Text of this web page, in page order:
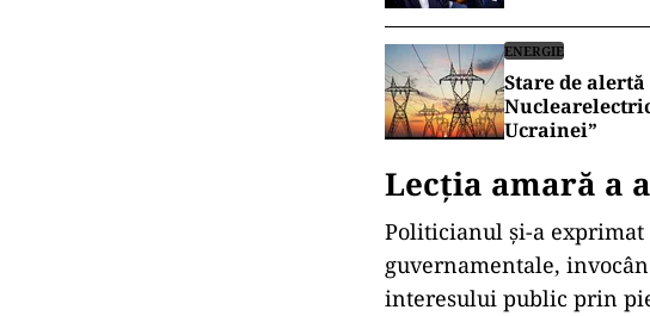
ENERGIE
Stare de
Ucrainei”
Lecția amară a
Politicianul și-a
guvernamentale, invoc
interesului public prin